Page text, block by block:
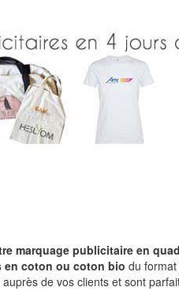
marquage publicitaire en
coton ou coton bio du
de vos clients et sont